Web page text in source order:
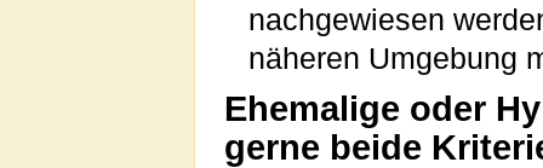
nachgewiesen
näheren Umgebung
Ehemalige oder
gerne beide